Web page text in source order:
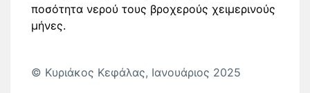
ποσότητα νερού τους βροχερούς χειμερινούς
μήνες.
© Κυριάκος Κεφάλας, Ιανουάριος 2025